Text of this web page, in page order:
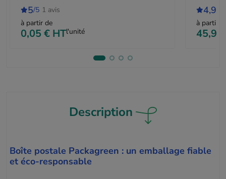
5/5 1 avis
à partir de
0,05 € HTl'unité
4,9
à partir
45,95
Description
Boîte postale Packagreen : un emballage fiable
et éco-responsable